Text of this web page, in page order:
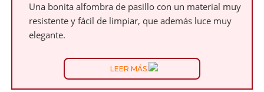
Una bonita alfombra de pasillo con un material muy
resistente y fácil de limpiar, que además luce muy
elegante.
LEER MÁS